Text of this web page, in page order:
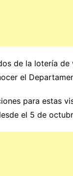
de la lotería
el
para estas
el 5 de